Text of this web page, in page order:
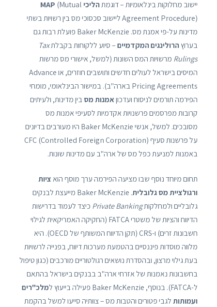
יישוב מחלוקות בינלאומיות – דוגמתהליכי MAP (Mutual
Agreement Procedure) ליישוב סכסוכי מס בין רשויות בשתי
מדינות על-פי אמנת מס. Baker McKenzie פועלת רבות גם
בערוץהרולינגים המקדמיים– סיוע ללקוחות בקבלתTax
Rulings מרשויות המס השונות (למשל, אישורי מס מרשות
המיסים בישראל לעולים חדשים ותושבים חוזרים, או Advance
Pricing Agreements בארה"ב). במישור הבינלאומי, מומחי
הפירמה תורמים לניסוח ועדכוןאמנות מסבין מדינות, ולעיתים
קרובות מפרסמים פרשנויות אקדמיות לסעיפי אמנות מס
מסובכים. למשל, אנשי Baker McKenzie היו מעורבים בדיונים
על פרשנות סעיף CFC (Controlled Foreign Corporation)
באמנות למניעת כפל מס של ארה"ב עם מדינות שונות.
תחום מיוחד נוסף שבו מציעה הפירמה ערך מוסף הואציות
ורגולציית מס גלובלית
. Baker McKenzie מייעצת לבנקים
גלובליים ולמחלקותPrivate Banking כיצד לעמוד בדרישות
הדיווח והציות של משטרי FATCA (החקיקה האמריקאית לגילוי
חשבונות זרים) ו-CRS (תקן הדיווח המשותף של OECD). היא
מלווה מוסדות פיננסיים בהטמעת מערכות דיווח, בפנייה לרשויות
בעת גילוי מרצון, ובהסדרת נושאים רגולטוריים מורכבים (כגון טיפול
בחשבונות נאמנות של אזרחי ארה"ב בבנקים בישראל בהתאם
ל-FATCA). בנוסף, Baker McKenzie פעילה בייעוץ ל
מלכ"רים
ועמותותלגבי פטורים והטבות מס – צוותיה סייעו למשל בהקמת